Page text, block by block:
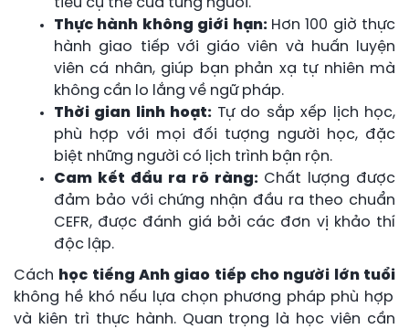
tiêu cụ thể của từng người.
Thực hành không giới hạn: Hơn 100 giờ thực
hành giao tiếp với giáo viên và huấn luyện
viên cá nhân, giúp bạn phản xạ tự nhiên mà
không cần lo lắng về ngữ pháp.
Thời gian linh hoạt: Tự do sắp xếp lịch học,
phù hợp với mọi đối tượng người học, đặc
biệt những người có lịch trình bận rộn.
Cam kết đầu ra rõ ràng: Chất lượng được
đảm bảo với chứng nhận đầu ra theo chuẩn
CEFR, được đánh giá bởi các đơn vị khảo thí
độc lập.
Cách học tiếng Anh giao tiếp cho người lớn tuổi
không hề khó nếu lựa chọn phương pháp phù hợp
và kiên trì thực hành. Quan trọng là học viên cần